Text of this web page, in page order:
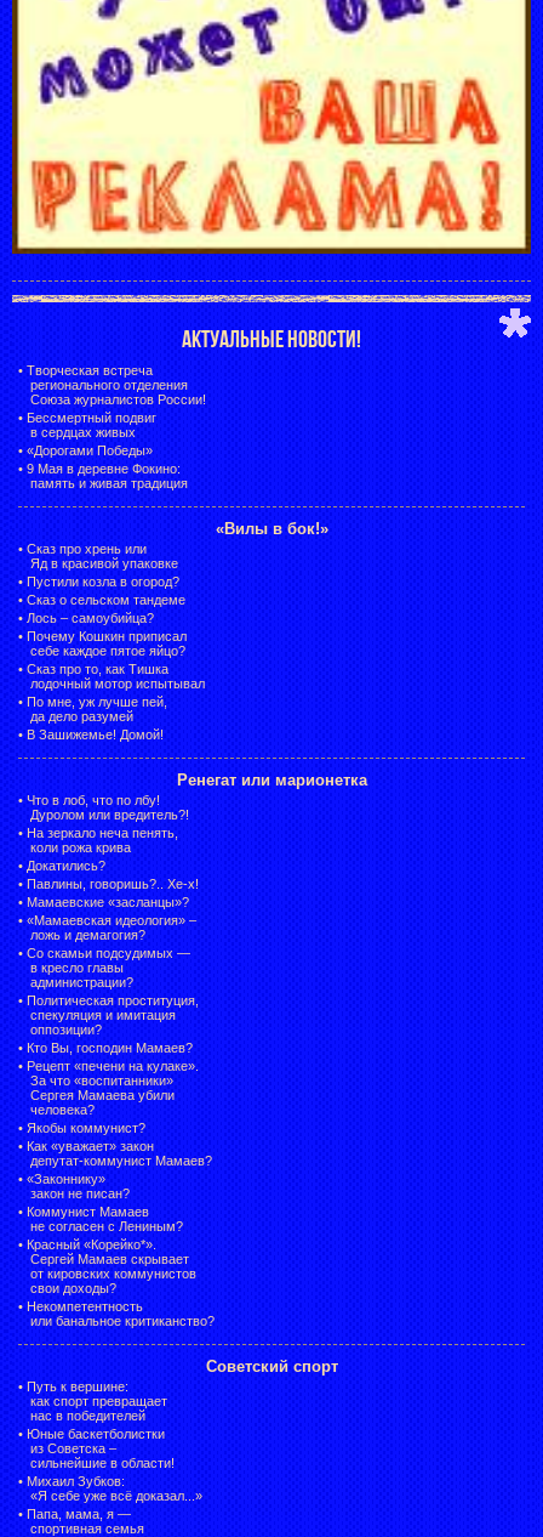
АКТУАЛЬНЫЕ НОВОСТИ!
• Творческая встреча
регионального отделения
Союза журналистов России!
• Бессмертный подвиг
в сердцах живых
• «Дорогами Победы»
• 9 Мая в деревне Фокино:
память и живая традиция
«Вилы в бок!»
• Сказ про хрень или
Яд в красивой упаковке
• Пустили козла в огород?
• Сказ о сельском тандеме
• Лось – самоубийца?
• Почему Кошкин приписал
себе каждое пятое яйцо?
• Сказ про то, как Тишка
лодочный мотор испытывал
• По мне, уж лучше пей,
да дело разумей
• В Зашижемье! Домой!
Ренегат или марионетка
• Что в лоб, что по лбу!
Дуролом или вредитель?!
• На зеркало неча пенять,
коли рожа крива
• Докатились?
• Павлины, говоришь?.. Хе-х!
• Мамаевские «засланцы»?
• «Мамаевская идеология» –
ложь и демагогия?
• Со скамьи подсудимых —
в кресло главы
администрации?
• Политическая проституция,
спекуляция и имитация
оппозиции?
• Кто Вы, господин Мамаев?
• Рецепт «печени на кулаке».
За что «воспитанники»
Сергея Мамаева убили
человека?
• Якобы коммунист?
• Как «уважает» закон
депутат-коммунист Мамаев?
• «Законнику»
закон не писан?
• Коммунист Мамаев
не согласен с Лениным?
• Красный «Корейко*».
Сергей Мамаев скрывает
от кировских коммунистов
свои доходы?
• Некомпетентность
или банальное критиканство?
Советский спорт
• Путь к вершине:
как спорт превращает
нас в победителей
• Юные баскетболистки
из Советска –
сильнейшие в области!
• Михаил Зубков:
«Я себе уже всё доказал...»
• Папа, мама, я —
спортивная семья